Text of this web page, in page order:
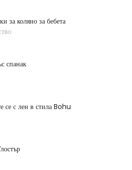
за коляно за бебета
спанак
се с лен в стила Bohu